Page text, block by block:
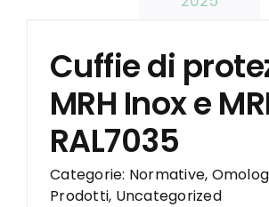
Cuffie di
MRH Inox e
RAL7035
Categorie: Normative,
Prodotti, Uncategorized